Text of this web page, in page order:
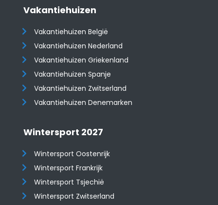
Vakantiehuizen
Vakantiehuizen België
Vakantiehuizen Nederland
Vakantiehuizen Griekenland
Vakantiehuizen Spanje
​​​​​​​Vakantiehuizen Zwitserland
Vakantiehuizen Denemarken
Wintersport 2027
Wintersport Oostenrijk
Wintersport Frankrijk
Wintersport Tsjechië
Wintersport Zwitserland